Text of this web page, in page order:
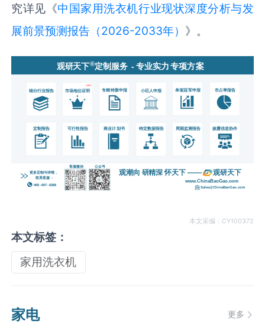
究详见《中国家用洗衣机‌‌‌行业现状深度分析与发
展前景预测报告（2026-2033年） 》。
本文采编：CY100372
本文标签：
家用洗衣机
家电 更多